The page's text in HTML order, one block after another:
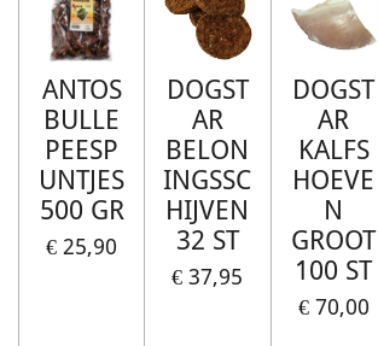
ANTOS
BULLE
PEESP
UNTJES
500 GR
€ 25,90
DOGST
AR
BELON
INGSSC
HIJVEN
32 ST
€ 37,95
DOGST
AR
KALFS
HOEVE
N
GROOT
100 ST
€ 70,00